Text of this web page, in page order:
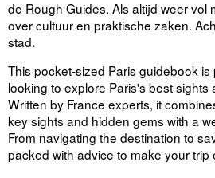
de Rough Guides. Als altijd weer vol
over cultuur en praktische zaken.
stad.
This pocket-sized Paris guidebook is
looking to explore Paris's best sights
Written by France experts, it
key sights and hidden gems with a
From navigating the destination to
packed with advice to make your trip